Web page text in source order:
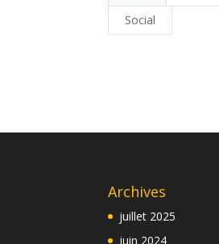
Social
Archives
juillet 2025
juin 2024